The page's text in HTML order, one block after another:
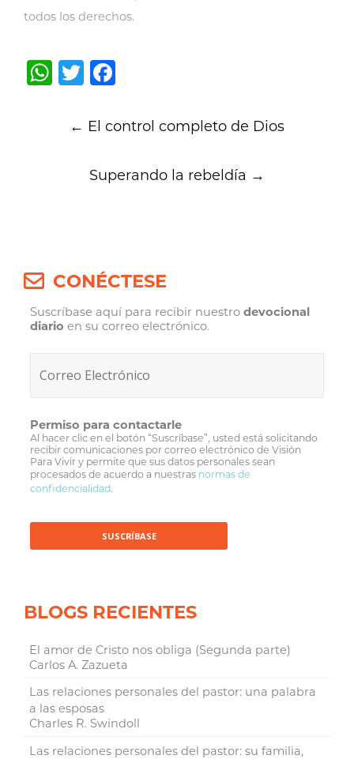
todos los derechos.
WhatsApp
Twitter
navigation
← El control completo de Dios
Superando la rebeldía →
CONÉCTESE
Suscríbase aquí para recibir nuestrodevocional
diario en su correo electrónico.
Permiso para contactarle
Al hacer clic en el botón “Suscríbase”, usted está solicitando
recibir comunicaciones por correo electrónico de Visión
Para Vivir y permite que sus datos personales sean
procesados de acuerdo a nuestras normas de
confidencialidad.
BLOGS RECIENTES
El amor de Cristo nos obliga (Segunda parte)
Carlos A. Zazueta
Las relaciones personales del pastor: una palabra
a las esposas
Charles R. Swindoll
Las relaciones personales del pastor: su familia,